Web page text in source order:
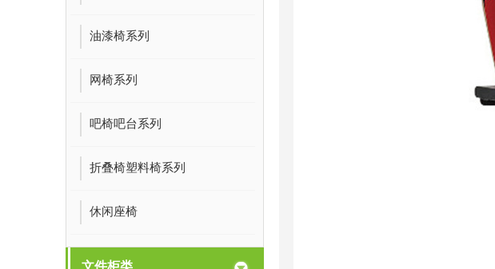
油漆椅系列
网椅系列
吧椅吧台系列
折叠椅塑料椅系列
休闲座椅
文件柜类